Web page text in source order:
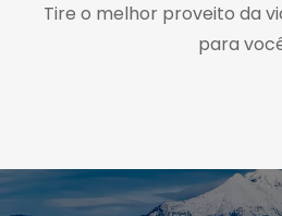
Tire o melhor proveito da
para